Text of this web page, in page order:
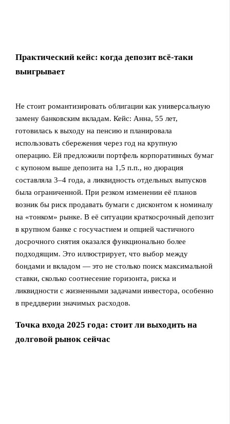
Практический кейс: когда депозит всё-таки
выигрывает
Не стоит романтизировать облигации как универсальную
замену банковским вкладам. Кейc: Анна, 55 лет,
готовилась к выходу на пенсию и планировала
использовать сбережения через год на крупную
операцию. Ей предложили портфель корпоративных бумаг
с купоном выше депозита на 1,5 п.п., но дюрация
составляла 3–4 года, а ликвидность отдельных выпусков
была ограниченной. При резком изменении её планов
возник бы риск продавать бумаги с дисконтом к номиналу
на «тонком» рынке. В её ситуации краткосрочный депозит
в крупном банке с госучастием и опцией частичного
досрочного снятия оказался функционально более
подходящим. Это иллюстрирует, что выбор между
бондами и вкладом — это не столько поиск максимальной
ставки, сколько соотнесение горизонта, риска и
ликвидности с жизненными задачами инвестора, особенно
в преддверии значимых расходов.
Точка входа 2025 года: стоит ли выходить на
долговой рынок сейчас